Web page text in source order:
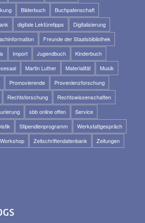
Bilderbuch
Buchpatenschaft
digitale Lektüretipps
Digitalisierung
Freunde der Staatsbibliothek
Import Jugendbuch
Kinderbuch
Martin Luther Materialität
Musik
Promovierende
Provenienzforschung
Rechtsforschung
Rechtswissenschaften
sbb online offen
Service
Stipendienprogramm
Werkstattgespräch
Workshop Zeitschriftendatenbank
Zeitungen